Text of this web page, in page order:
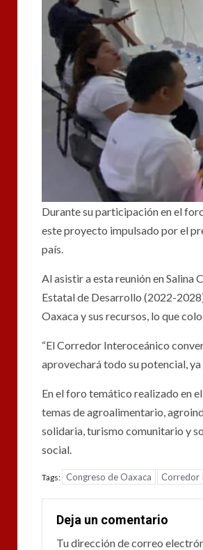
Durante su participación en el
este proyecto impulsado por el
país.
Al asistir a esta reunión en Salina
Estatal de Desarrollo (2022-
Oaxaca y sus recursos, lo que
“El Corredor Interoceánico
aprovechará todo su potencial,
En el foro temático realizado en
temas de agroalimentario,
solidaria, turismo comunitario y
social.
Tags: Congreso de Oaxaca Corredor
Deja un comentario
Tu dirección de correo